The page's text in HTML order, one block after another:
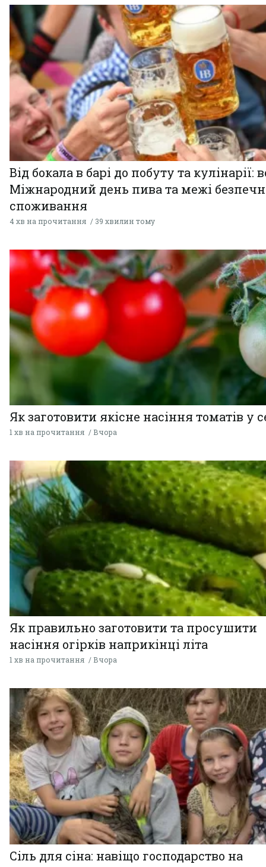
Від бокала в барі до побуту та кулінарії:
Міжнародний день пива та межі
споживання
4 хв на прочитання 39 хвилин тому
Як заготовити якісне насіння томатів у
1 хв на прочитання Вчора
Як правильно заготовити та просушити
насіння огірків наприкінці літа
1 хв на прочитання Вчора
Сіль для сіна: навіщо господарство на